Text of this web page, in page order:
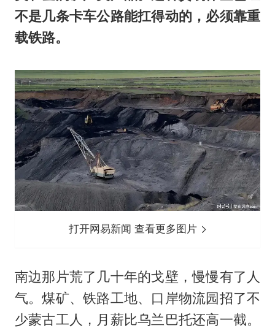
不是几条卡车公路能扛得动的，必须靠重
载铁路。
打开网易新闻 查看更多图片
南边那片荒了几十年的戈壁，慢慢有了人
气。煤矿、铁路工地、口岸物流园招了不
少蒙古工人，月薪比乌兰巴托还高一截。